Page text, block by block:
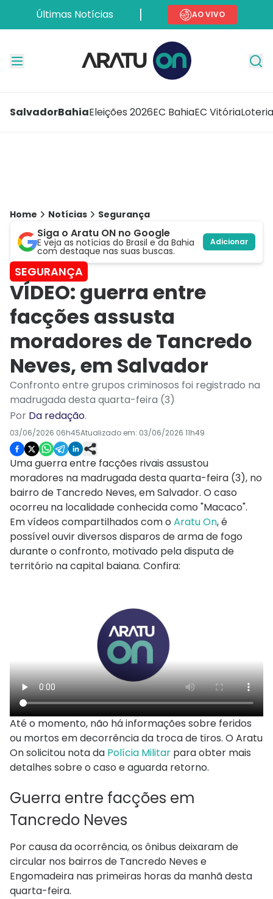
Últimas Notícias AO VIVO
SalvadorBahiaEleições 2026EC BahiaEC Vitória
Home Notícias Segurança
Siga o Aratu ON no Google
E veja as notícias do Brasil e da Bahia
com destaque nas suas buscas.
Adicionar
SEGURANÇA
VÍDEO: guerra entre
facções assusta
moradores de Tancredo
Neves, em Salvador
Confronto entre grupos criminosos foi registrado na
madrugada desta quarta-feira (3)
Por Da redação.
03/06/2026 06h45Atualizado em: 03/06/2026 11h49
Uma guerra entre facções rivais assustou
moradores na madrugada desta quarta-feira (3), no
bairro de Tancredo Neves, em Salvador. O caso
ocorreu na localidade conhecida como "Macaco".
Em vídeos compartilhados com o Aratu On, é
possível ouvir diversos disparos de arma de fogo
durante o confronto, motivado pela disputa de
território na capital baiana. Confira:
Até o momento, não há informações sobre feridos
ou mortos em decorrência da troca de tiros. O Aratu
On solicitou nota da Polícia Militar para obter mais
detalhes sobre o caso e aguarda retorno.
Guerra entre facções em
Tancredo Neves
Por causa da ocorrência, os ônibus deixaram de
circular nos bairros de Tancredo Neves e
Engomadeira nas primeiras horas da manhã desta
quarta-feira.